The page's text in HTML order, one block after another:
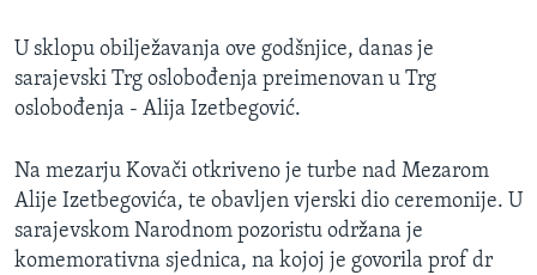
ŽENSKA STRANA
IZBJEGLIČKA STRANA
O GLASU AMERIKE
Learning English
U sklopu obilježavanja ove godšnjice, danas je
sarajevski Trg oslobođenja preimenovan u Trg
oslobođenja - Alija Izetbegović.
Na mezarju Kovači otkriveno je turbe nad Mezarom
Alije Izetbegovića, te obavljen vjerski dio ceremonije. U
sarajevskom Narodnom pozoristu održana je
komemorativna sjednica, na kojoj je govorila prof dr